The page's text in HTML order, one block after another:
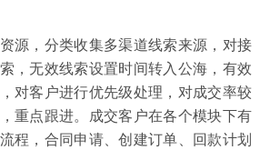
源，分类收集多渠道线索来源，对接
，无效线索设置时间转入公海，有效
对客户进行优先级处理，对成交率较
重点跟进。成交客户在各个模块下有
程，合同申请、创建订单、回款计划